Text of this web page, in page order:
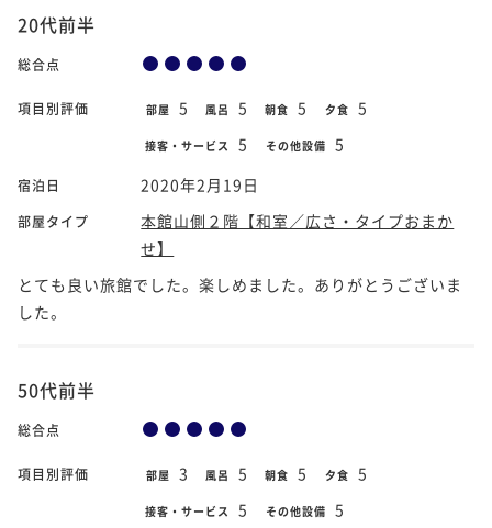
20代前半
総合点
項目別評価 部屋 5 風呂 5 朝食 5 夕食 5
接客・サービス 5 その他設備 5
宿泊日 2020年2月19日
部屋タイプ
本館山側２階【和室／広さ・タイプおまか
せ】
とても良い旅館でした。楽しめました。ありがとうございま
した。
50代前半
総合点
項目別評価 部屋 3 風呂 5 朝食 5 夕食 5
接客・サービス 5 その他設備 5